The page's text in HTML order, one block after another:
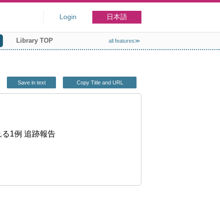
Login 日本語
Library TOP all features≫
Save in text Copy Title and URL
1例 追跡報告